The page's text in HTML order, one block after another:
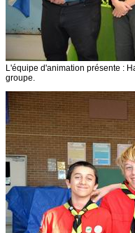
L'équipe d'animation présente :
groupe.